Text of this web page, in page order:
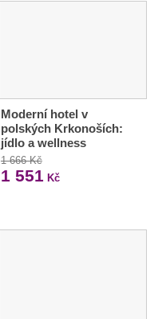
Moderní hotel v
polských Krkonoších:
jídlo a wellness
1 666 Kč
1 551 Kč